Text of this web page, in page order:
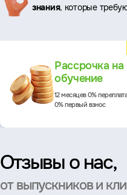
знания, которые
Рассрочка на
обучение
12 месяцев 0%
0% первый взнос
Отзывы о нас,
от выпускников и